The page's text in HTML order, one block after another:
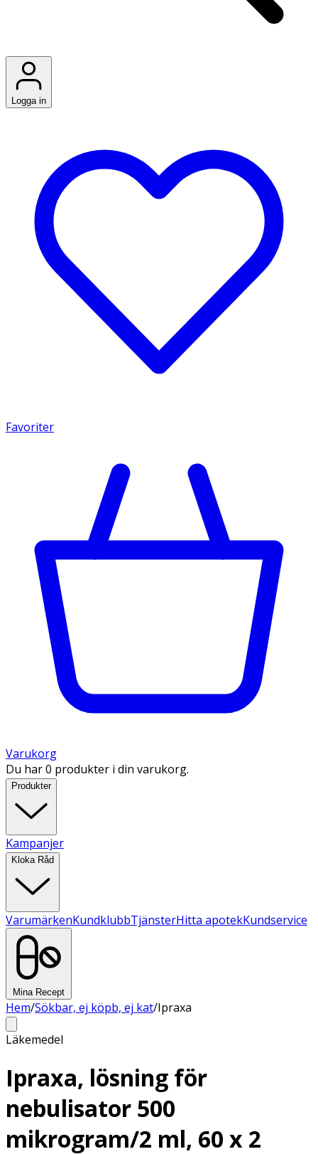
Logga in
Favoriter
Varukorg
Du har 0 produkter i din varukorg.
Produkter
Kampanjer
Kloka Råd
VarumärkenKundklubbTjänsterHitta apotekKundservice
Mina Recept
Hem/Sökbar, ej köpb, ej kat/Ipraxa
Läkemedel
Ipraxa, lösning för
nebulisator 500
mikrogram/2 ml, 60 x 2